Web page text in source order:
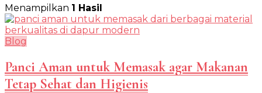
Menampilkan 1 Hasil
Blog
Panci Aman untuk Memasak agar Makanan
Tetap Sehat dan Higienis